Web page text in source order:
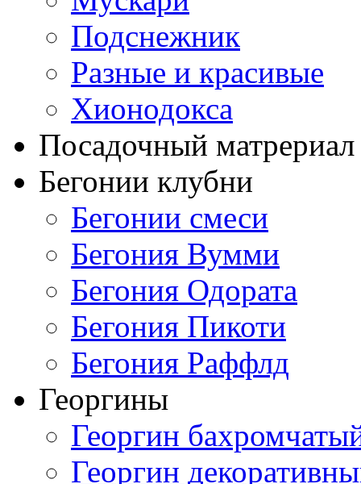
Подснежник
Разные и красивые
Хионодокса
Посадочный матрериал
Бегонии клубни
Бегонии смеси
Бегония Вумми
Бегония Одората
Бегония Пикоти
Бегония Раффлд
Георгины
Георгин
Георгин